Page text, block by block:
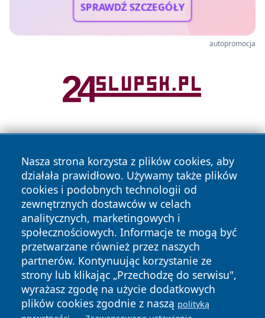
SPRAWDŹ SZCZEGÓŁY
autopromocja
Nasza strona korzysta z plików cookies, aby
działała prawidłowo. Używamy także plików
cookies i podobnych technologii od
zewnętrznych dostawców w celach
analitycznych, marketingowych i
społecznościowych. Informacje te mogą być
przetwarzane również przez naszych
partnerów. Kontynuując korzystanie ze
strony lub klikając „Przechodzę do serwisu",
wyrażasz zgodę na użycie dodatkowych
plików cookies zgodnie z naszą polityką
Copyright © 2026 tarnowskie24.pl Wszystkie prawa
zastrzeżone.
News Autorzy
Polityka
Prywatności
Polityka
Cookies